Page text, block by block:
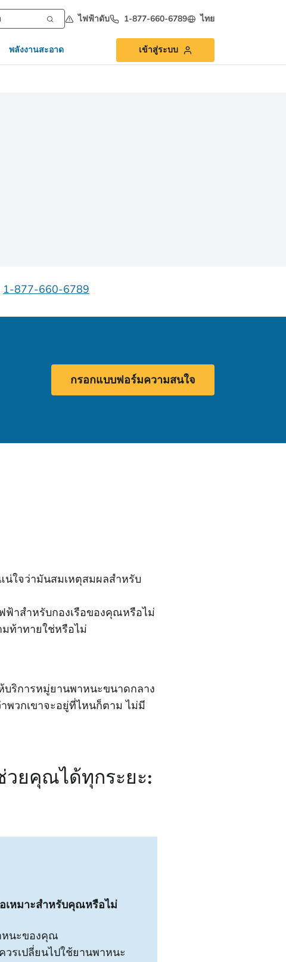
ไฟฟ้าดับ 1-877-660-6789 ไทย
พลังงานสะอาด เข้าสู่ระบบ
1-877-660-6789
กรอกแบบฟอร์มความสนใจ
น่ใจว่ามันสมเหตุสมผลสําหรับ
ฟ้าสําหรับกองเรือของคุณหรือไม่
ท้าทายใช่หรือไม่
บริการหมู่ยานพาหนะขนาดกลาง
พวกเขาจะอยู่ที่ไหนก็ตาม ไม่มี
วยคุณได้ทุกระยะ:
เหมาะสําหรับคุณหรือไม่
หนะของคุณ
รเปลี่ยนไปใช้ยานพาหนะ